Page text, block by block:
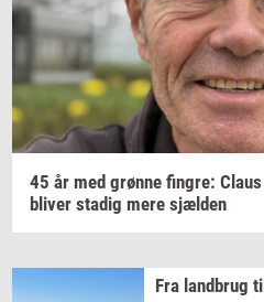
45 år med grøn­ne fin­gre: Claus
bli­ver sta­dig mere sjæl­den
Fra land­brug til